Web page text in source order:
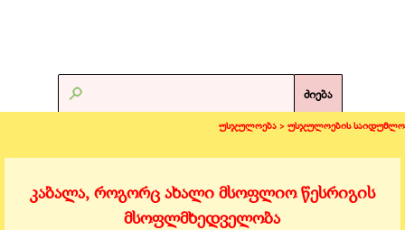
ძიება
უსჯულოება > უსჯულოების საიდუმლო
კაბალა, როგორც ახალი მსოფლიო წესრიგის
მსოფლმხედველობა